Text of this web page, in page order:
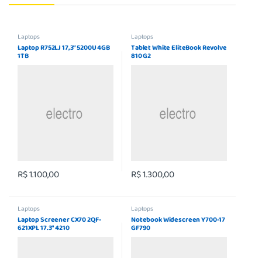
Laptops
Laptop R752LJ 17,3” 5200U 4GB
1TB
R$1.100,00
Laptops
Tablet White EliteBook Revolve
810 G2
R$1.300,00
Laptops
Laptop Screener CX70 2QF-
621XPL 17.3″ 4210
Laptops
Notebook Widescreen Y700-17
GF790